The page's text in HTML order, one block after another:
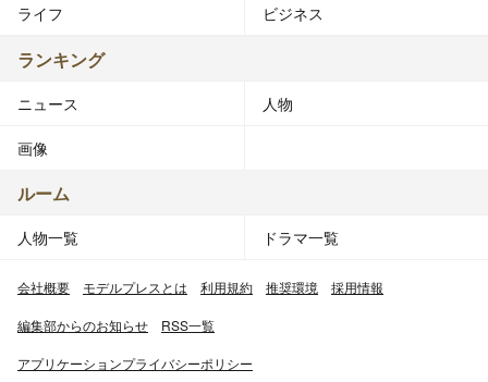
ライフ ビジネス
ランキング
ニュース 人物
画像
ルーム
人物一覧 ドラマ一覧
会社概要 モデルプレスとは 利用規約 推奨環境 採用情報
編集部からのお知らせ RSS一覧
アプリケーションプライバシーポリシー